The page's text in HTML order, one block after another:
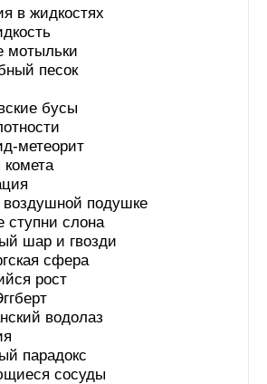
в жидкостях
мотыльки
песок
бусы
метеорит
комета
подушке
ступни слона
шар и гвозди
сфера
рост
водолаз
парадокс
сосуды